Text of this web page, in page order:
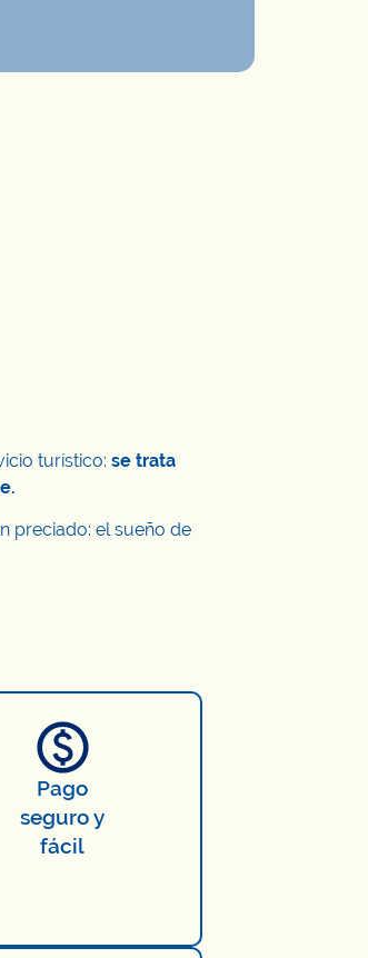
turístico:se trata
preciado: el sueño de
Pago
seguro y
fácil